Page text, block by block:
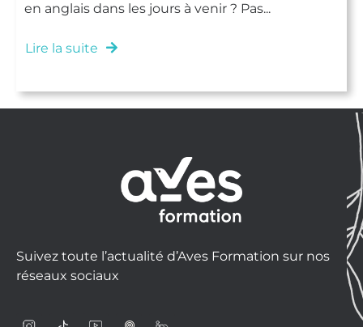
en anglais dans les jours à venir ? Pas...
Lire la suite
Suivez toute l’actualité d’Aves Formation sur nos
réseaux sociaux